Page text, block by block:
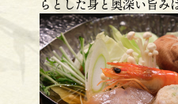
らとした身と奥深い旨み